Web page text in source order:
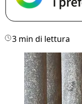
3 min di lettura